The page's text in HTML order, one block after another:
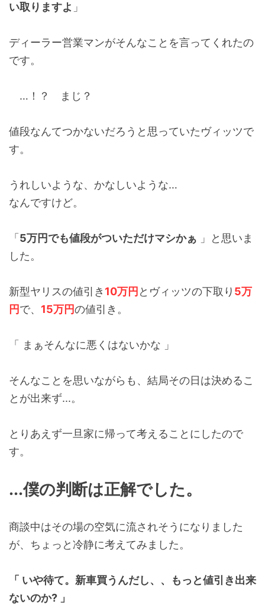
い取りますよ 」
ディーラー営業マンがそんなことを言ってくれたの
です。
…！？ まじ？
値段なんてつかないだろうと思っていたヴィッツで
す。
うれしいような、かなしいような…
なんですけど。
「 5万円でも値段がついただけマシかぁ 」と思いま
した。
新型ヤリスの値引き 10万円 とヴィッツの下取り 5万
円で、 15万円の値引き。
「 まぁそんなに悪くはないかな 」
そんなことを思いながらも、結局その日は決めるこ
とが出来ず...。
とりあえず一旦家に帰って考えることにしたので
す。
...僕の判断は正解でした。
商談中はその場の空気に流されそうになりました
が、ちょっと冷静に考えてみました。
「 いや待て。新車買うんだし、、もっと値引き出来
ないのか? 」